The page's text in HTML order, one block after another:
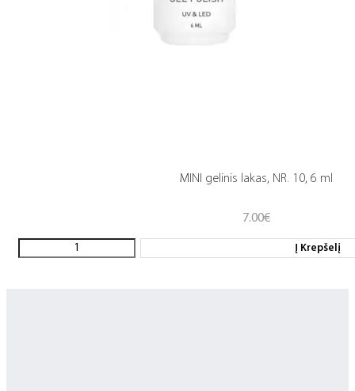
MINI gelinis lakas, NR. 10, 6 ml
7.00€
Į Krepšelį